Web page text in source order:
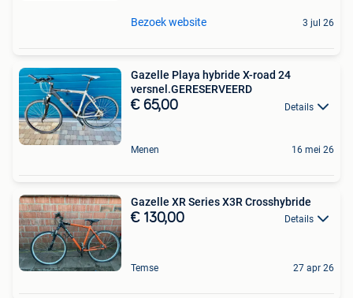
Bezoek website 3 jul 26
Gazelle Playa hybride X-road 24
versnel.GERESERVEERD
€ 65,00 Details
Menen 16 mei 26
Gazelle XR Series X3R Crosshybride
€ 130,00 Details
Temse 27 apr 26